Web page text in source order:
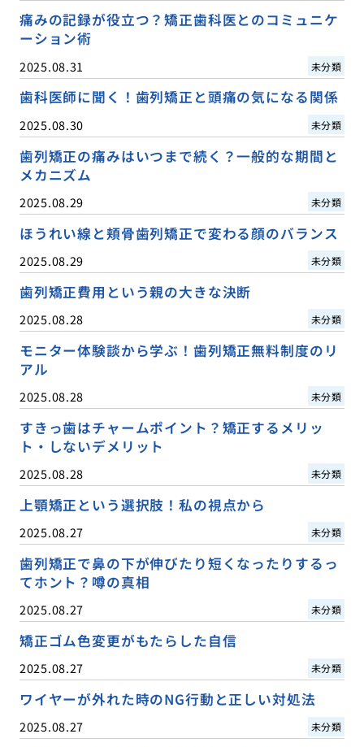
痛みの記録が役立つ？矯正歯科医とのコミュニケ
ーション術
2025.08.31 未分類
歯科医師に聞く！歯列矯正と頭痛の気になる関係
2025.08.30 未分類
歯列矯正の痛みはいつまで続く？一般的な期間と
メカニズム
2025.08.29 未分類
ほうれい線と頬骨歯列矯正で変わる顔のバランス
2025.08.29 未分類
歯列矯正費用という親の大きな決断
2025.08.28 未分類
モニター体験談から学ぶ！歯列矯正無料制度のリ
アル
2025.08.28 未分類
すきっ歯はチャームポイント？矯正するメリッ
ト・しないデメリット
2025.08.28 未分類
上顎矯正という選択肢！私の視点から
2025.08.27 未分類
歯列矯正で鼻の下が伸びたり短くなったりするっ
てホント？噂の真相
2025.08.27 未分類
矯正ゴム色変更がもたらした自信
2025.08.27 未分類
ワイヤーが外れた時のNG行動と正しい対処法
2025.08.27 未分類